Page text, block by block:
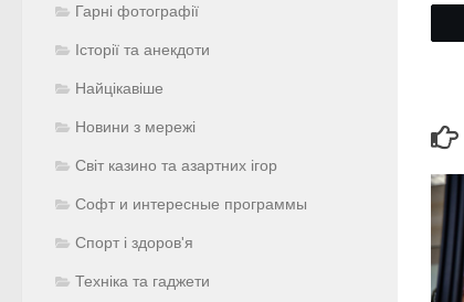
Гарні фотографії
Історії та анекдоти
Найцікавіше
Новини з мережі
Світ казино та азартних ігор
Софт и интересные программы
Спорт і здоров'я
Техніка та гаджети